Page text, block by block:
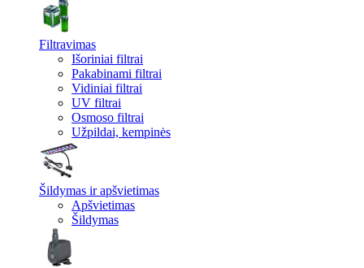
Filtravimas
Išoriniai filtrai
Pakabinami filtrai
Vidiniai filtrai
UV filtrai
Osmoso filtrai
Užpildai, kempinės
Šildymas ir apšvietimas
Apšvietimas
Šildymas